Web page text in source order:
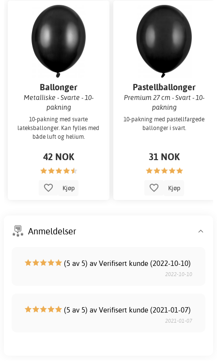
Ballonger
Metalliske - Svarte - 10-
pakning
10-pakning med svarte
lateksballonger. Kan fylles med
både luft og helium.
42 NOK
Kjøp
Pastellballonger
Premium 27 cm - Svart - 10-
pakning
10-pakning med pastellfargede
ballonger i svart.
31 NOK
Kjøp
Anmeldelser
(5 av 5) av Verifisert kunde (2022-10-10)
2022-10-10
(5 av 5) av Verifisert kunde (2021-01-07)
2021-01-07